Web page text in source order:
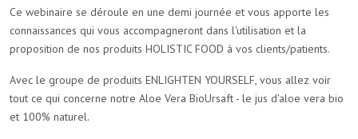
Ce webinaire se déroule en une demi journée et vous apporte les
connaissances qui vous accompagneront dans l'utilisation et la
proposition de nos produits HOLISTIC FOOD à vos clients/patients.
Avec le groupe de produits ENLIGHTEN YOURSELF, vous allez voir
tout ce qui concerne notre Aloe Vera BioUrsaft - le jus d'aloe vera bio
et 100% naturel.